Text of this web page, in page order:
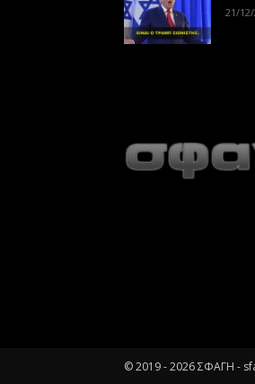
21/
© 2019 -2026ΣΦΑΓΗ -